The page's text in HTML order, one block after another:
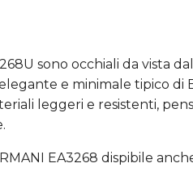
sono occhiali da vista
e minimale tipico di
leggeri e resistenti,
EA3268 dispibile